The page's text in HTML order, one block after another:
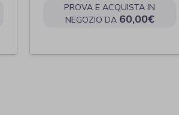
PROVA E ACQUISTA IN
NEGOZIO DA 60,00€